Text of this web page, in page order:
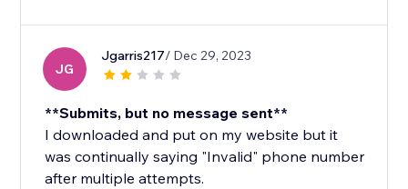
JG
Jgarris217/ Dec 29, 2023
**Submits, but no message sent**
I downloaded and put on my website but it
was continually saying "Invalid" phone number
after multiple attempts.